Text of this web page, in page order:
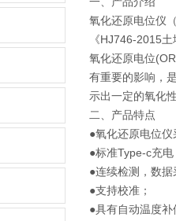
氧化还原电位仪
《HJ746-2015
氧化还原电位
有重要的影响，
示出一定的氧化
二、产品特点
●氧化还原电位仪
●标准Type-c充
●连续检测，数
●支持校准；
●具有自动温度